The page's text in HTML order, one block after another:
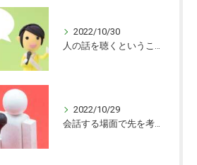
2022/10/30
人の話を聴くということがまだまだできていないことを知ることができました
2022/10/29
会話する場面で先を考えながら会話するきっかけを頂けました